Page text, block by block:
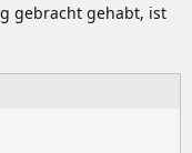
gebracht gehabt, ist